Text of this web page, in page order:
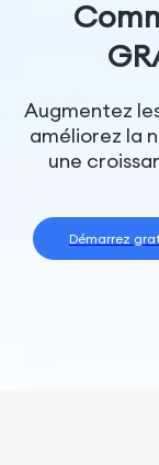
Augmentez
améliorez la
une
Démarrez